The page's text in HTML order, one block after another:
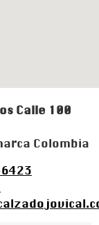
Calle 100
Colombia